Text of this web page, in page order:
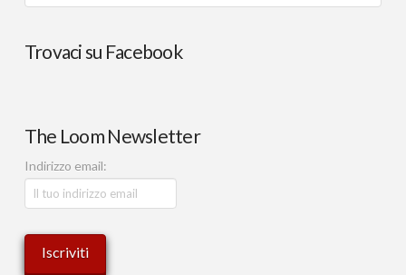
Trovaci su Facebook
The Loom Newsletter
Indirizzo email: